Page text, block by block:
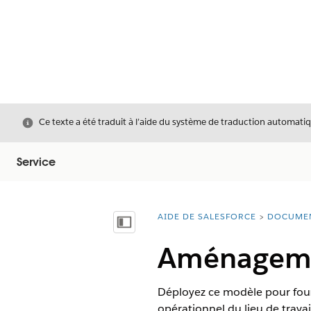
Fermer
Ce texte a été traduit à l’aide du système de traduction
Service
Afficher la table des matières
Vous êtes ici :
AIDE DE SALESFORCE
Déployez ce modèle pour